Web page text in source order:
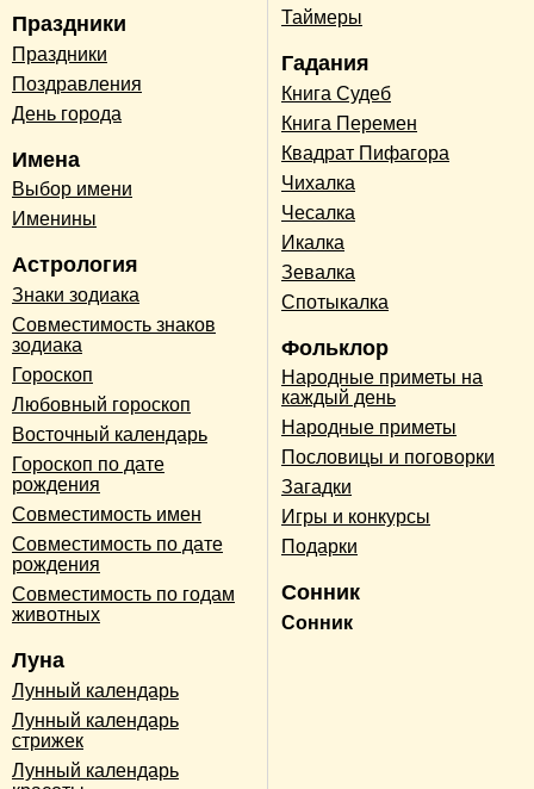
Праздники
Праздники
Поздравления
День города
Имена
Выбор имени
Именины
Астрология
Знаки зодиака
Совместимость знаков
зодиака
Гороскоп
Любовный гороскоп
Восточный календарь
Гороскоп по дате
рождения
Совместимость имен
Совместимость по дате
рождения
Совместимость по годам
животных
Луна
Лунный календарь
Лунный календарь
стрижек
Лунный календарь
Таймеры
Гадания
Книга Судеб
Книга Перемен
Квадрат Пифагора
Чихалка
Чесалка
Икалка
Зевалка
Спотыкалка
Фольклор
Народные приметы на
каждый день
Народные приметы
Пословицы и поговорки
Загадки
Игры и конкурсы
Подарки
Сонник
Сонник